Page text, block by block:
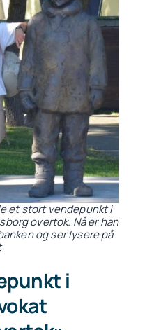
et stort vendepunkt i
overtok. Nå er han
og ser lysere på
i